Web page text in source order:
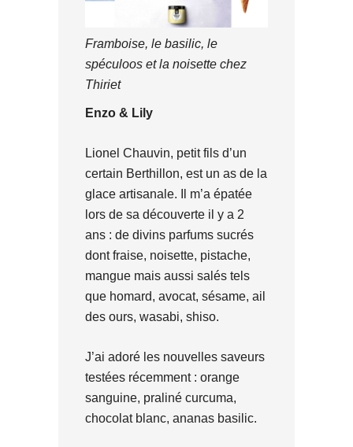
Framboise, le basilic, le
spéculoos et la noisette chez
Thiriet
Enzo & Lily
Lionel Chauvin, petit fils d’un
certain Berthillon, est un as de la
glace artisanale. Il m’a épatée
lors de sa découverte il y a 2
ans : de divins parfums sucrés
dont fraise, noisette, pistache,
mangue mais aussi salés tels
que homard, avocat, sésame, ail
des ours, wasabi, shiso.
J’ai adoré les nouvelles saveurs
testées récemment : orange
sanguine, praliné curcuma,
chocolat blanc, ananas basilic.